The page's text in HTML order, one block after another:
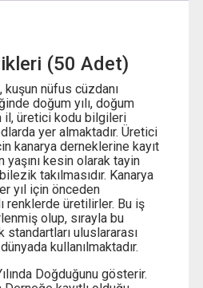
(50 Adet)
nüfus cüzdanı
doğum yılı, doğum
il, üretici kodu bilgileri
yer almaktadır. Üretici
kanarya derneklerine kayıt
yaşını kesin olarak tayin
takılmasıdır. Kanarya
yıl için önceden
renklerde üretilirler. Bu iş
olup, sırayla bu
standartları uluslararası
kullanılmaktadır.
Doğduğunu gösterir.